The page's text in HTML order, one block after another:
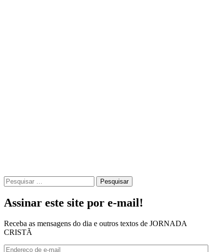
Pesquisar
por:
Assinar este site por e-mail!
Receba as mensagens do dia e outros textos de JORNADA
CRISTÃ
Endereço